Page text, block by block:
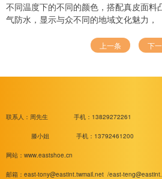
不同温度下的不同的颜色，搭配真皮面料
气防水，显示与众不同的地域文化魅力，
上一条 下
联系人：周先生 手机：13829272261
滕小姐 手机：13792461200
网站：www.eastshoe.cn
邮箱： east-tony@eastint.twmail.net /east-